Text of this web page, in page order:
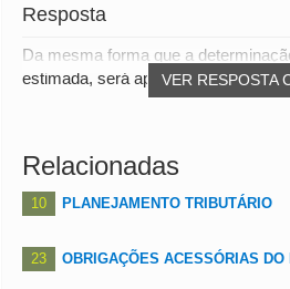
Resposta
VER RESPOSTA
Da mesma forma que a
estimada, será aplicado o
Relacionadas
10 PLANEJAMENTO TRIBUTÁRIO
23 OBRIGAÇÕES ACESSÓRIAS DO